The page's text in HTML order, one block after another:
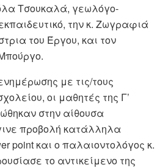
Τσουκαλά, γεωλόγο-
την κ. Ζωγραφιά
του Έργου, και τον
με τις/τους
οι μαθητές της Γ’
στην αίθουσα
προβολή κατάλληλα
point και ο παλαιοντολόγος κ.
το αντικείμενο της